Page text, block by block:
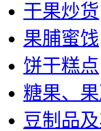
干果炒货
果脯蜜饯
饼干糕点
糖果、
豆制品